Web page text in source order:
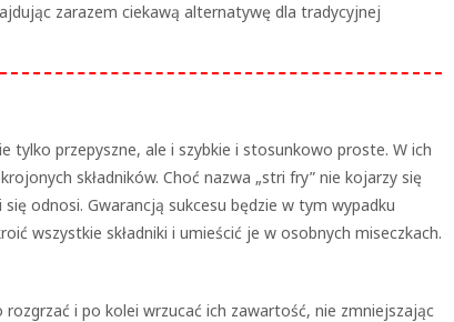
zarazem ciekawą alternatywę dla tradycyjnej
tylko przepyszne, ale i szybkie i stosunkowo proste. W ich
składników. Choć nazwa „stri fry” nie kojarzy się
odnosi. Gwarancją sukcesu będzie w tym wypadku
wszystkie składniki i umieścić je w osobnych miseczkach.
i po kolei wrzucać ich zawartość, nie zmniejszając